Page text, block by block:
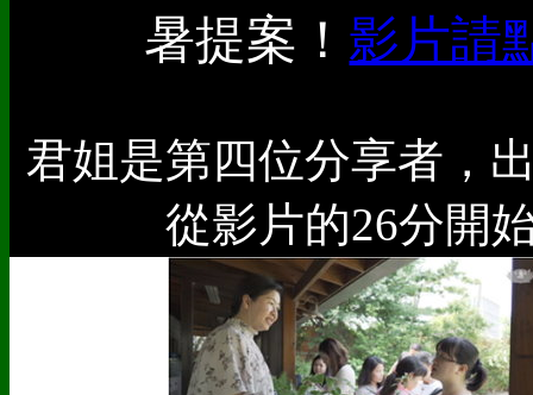
暑提案！ 影片請
君姐是第四位分享者，
從影片的26分開